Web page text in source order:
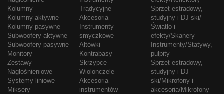
Kolumny
Kolumny aktywne
Kolumny pasywne
Subwoofery aktywne
Subwoofery pasywne
Monitory
Zestawy
Nagłośnieniowe
Systemy liniowe
Miksery
Tradycyjne
Akcesoria
Instrumenty
smyczkowe
Altówki
Kontrabasy
Skrzypce
Wiolonczele
Akcesoria
instrumentów
Sprzęt estradowy,
studyjny i DJ-ski/
Światło i
efekty/Skanery
Instrumenty/Statywy,
pulpity
Sprzęt estradowy,
studyjny i DJ-
ski/Mikrofony i
akcesoria/Mikrofony